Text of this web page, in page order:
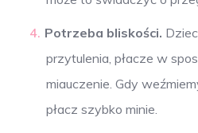
Potrzeba bliskości.
przytulenia, płacze w
miauczenie. Gdy
płacz szybko minie.